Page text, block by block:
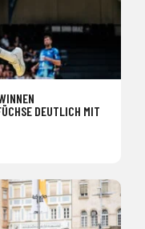
DEUTLICH MIT